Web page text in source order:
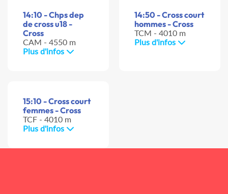
14:10 - Chps dep
de cross u18 -
Cross
CAM - 4550 m
Plus d'infos
14:50 - Cross court
hommes - Cross
TCM - 4010 m
Plus d'infos
15:10 - Cross court
femmes - Cross
TCF - 4010 m
Plus d'infos